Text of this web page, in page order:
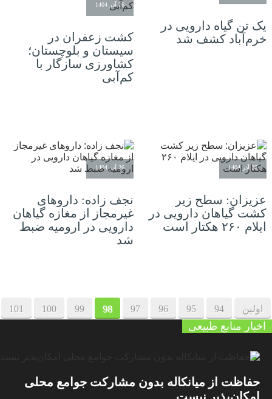
یک تن گیاه دارویی در
خرم‌آباد کشف شد
26 آذر 1404
کشت زعفران در
سیستان و بلوچستان؛
کشاورزی سازگار با
کم‌آبی
26 آذر 1404
عزیزان: سطح زیر
کشت گیاهان دارویی در
ایلام ۲۶۰ هکتار است
26 آذر 1404
نجف زاده: داروهای
غیرمجاز از مغازه گیاهان
دارویی در ارومیه ضبط
شد
اولین 94
95
96
97
98
99
100
101
اخبار منابع طبیعی
حفاظت از میانکاله بدون مشارکت جوامع محلی
امکان‌پذیر نیست